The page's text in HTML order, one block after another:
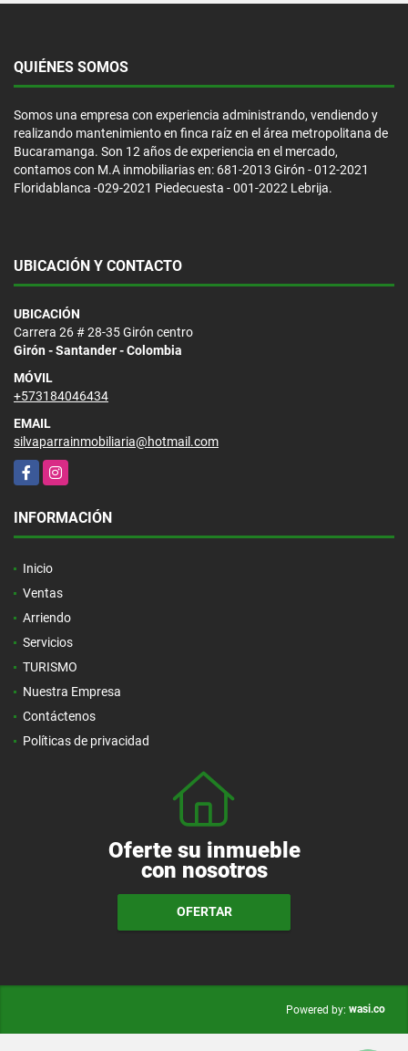
QUIÉNES SOMOS
Somos una empresa con experiencia administrando, vendiendo y
realizando mantenimiento en finca raíz en el área metropolitana de
Bucaramanga. Son 12 años de experiencia en el mercado,
contamos con M.A inmobiliarias en: 681-2013 Girón - 012-2021
Floridablanca -029-2021 Piedecuesta - 001-2022 Lebrija.
UBICACIÓN Y CONTACTO
UBICACIÓN
Carrera 26 # 28-35 Girón centro
Girón - Santander - Colombia
MÓVIL
+573184046434
EMAIL
silvaparrainmobiliaria@hotmail.com
FacebookInstagram
INFORMACIÓN
Inicio
Ventas
Arriendo
Servicios
TURISMO
Nuestra Empresa
Contáctenos
Políticas de privacidad
Oferte su inmueble
con nosotros
OFERTAR
Powered by: wasi.co